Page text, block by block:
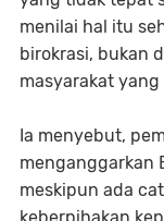
menilai hal itu
birokrasi, bukan
masyarakat
Ia menyebut,
menganggarkan
meskipun ada